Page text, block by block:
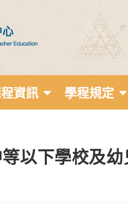
資訊 學程規定
以下學校及